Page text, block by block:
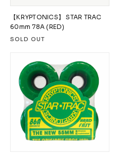
【KRYPTONICS】 STAR TRAC
60mm 78A (RED)
SOLD OUT